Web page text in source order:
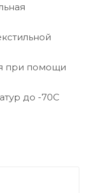
при помощи
до -70С